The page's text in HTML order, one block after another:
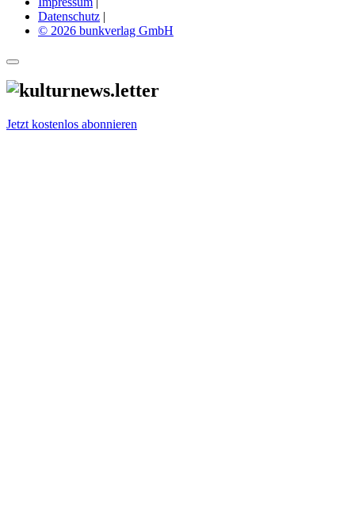
Datenschutz |
© 2026 bunkverlag GmbH
Jetzt kostenlos abonnieren